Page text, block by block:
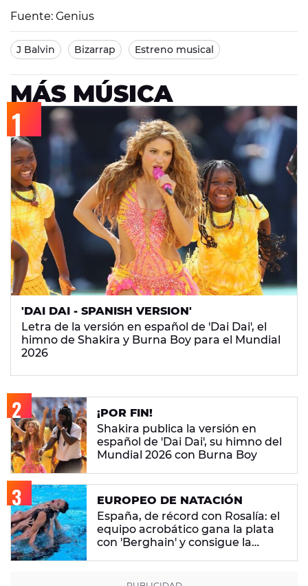
Fuente: Genius
J Balvin Bizarrap Estreno musical
MÁS MÚSICA
'DAI DAI - SPANISH VERSION'
Letra de la versión en español de 'Dai Dai', el
himno de Shakira y Burna Boy para el Mundial
2026
¡POR FIN!
Shakira publica la versión en
español de 'Dai Dai', su himno del
Mundial 2026 con Burna Boy
EUROPEO DE NATACIÓN
España, de récord con Rosalía: el
equipo acrobático gana la plata
con 'Berghain' y consigue la